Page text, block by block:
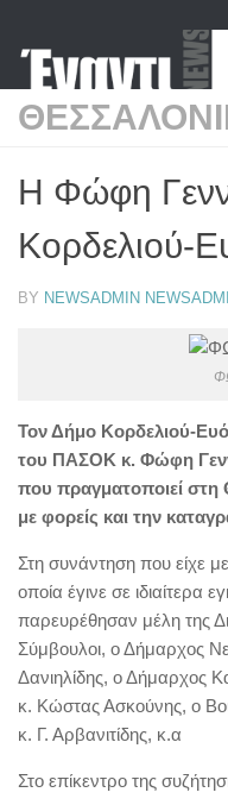
Η Φώφη
Κορδελιού-
BY NEWSADMIN
Τον Δήμο Κορδελιού-
του ΠΑΣΟΚ κ. Φώφη
που πραγματοποιεί στη
με φορείς και την
Στη συνάντηση που είχε
οποία έγινε σε ιδιαίτερα
παρευρέθησαν μέλη της
Σύμβουλοι, ο Δήμαρχος
Δανιηλίδης, ο Δήμαρχος
κ. Κώστας Ασκούνης, ο
κ. Γ. Αρβανιτίδης, κ.α
Στο επίκεντρο της